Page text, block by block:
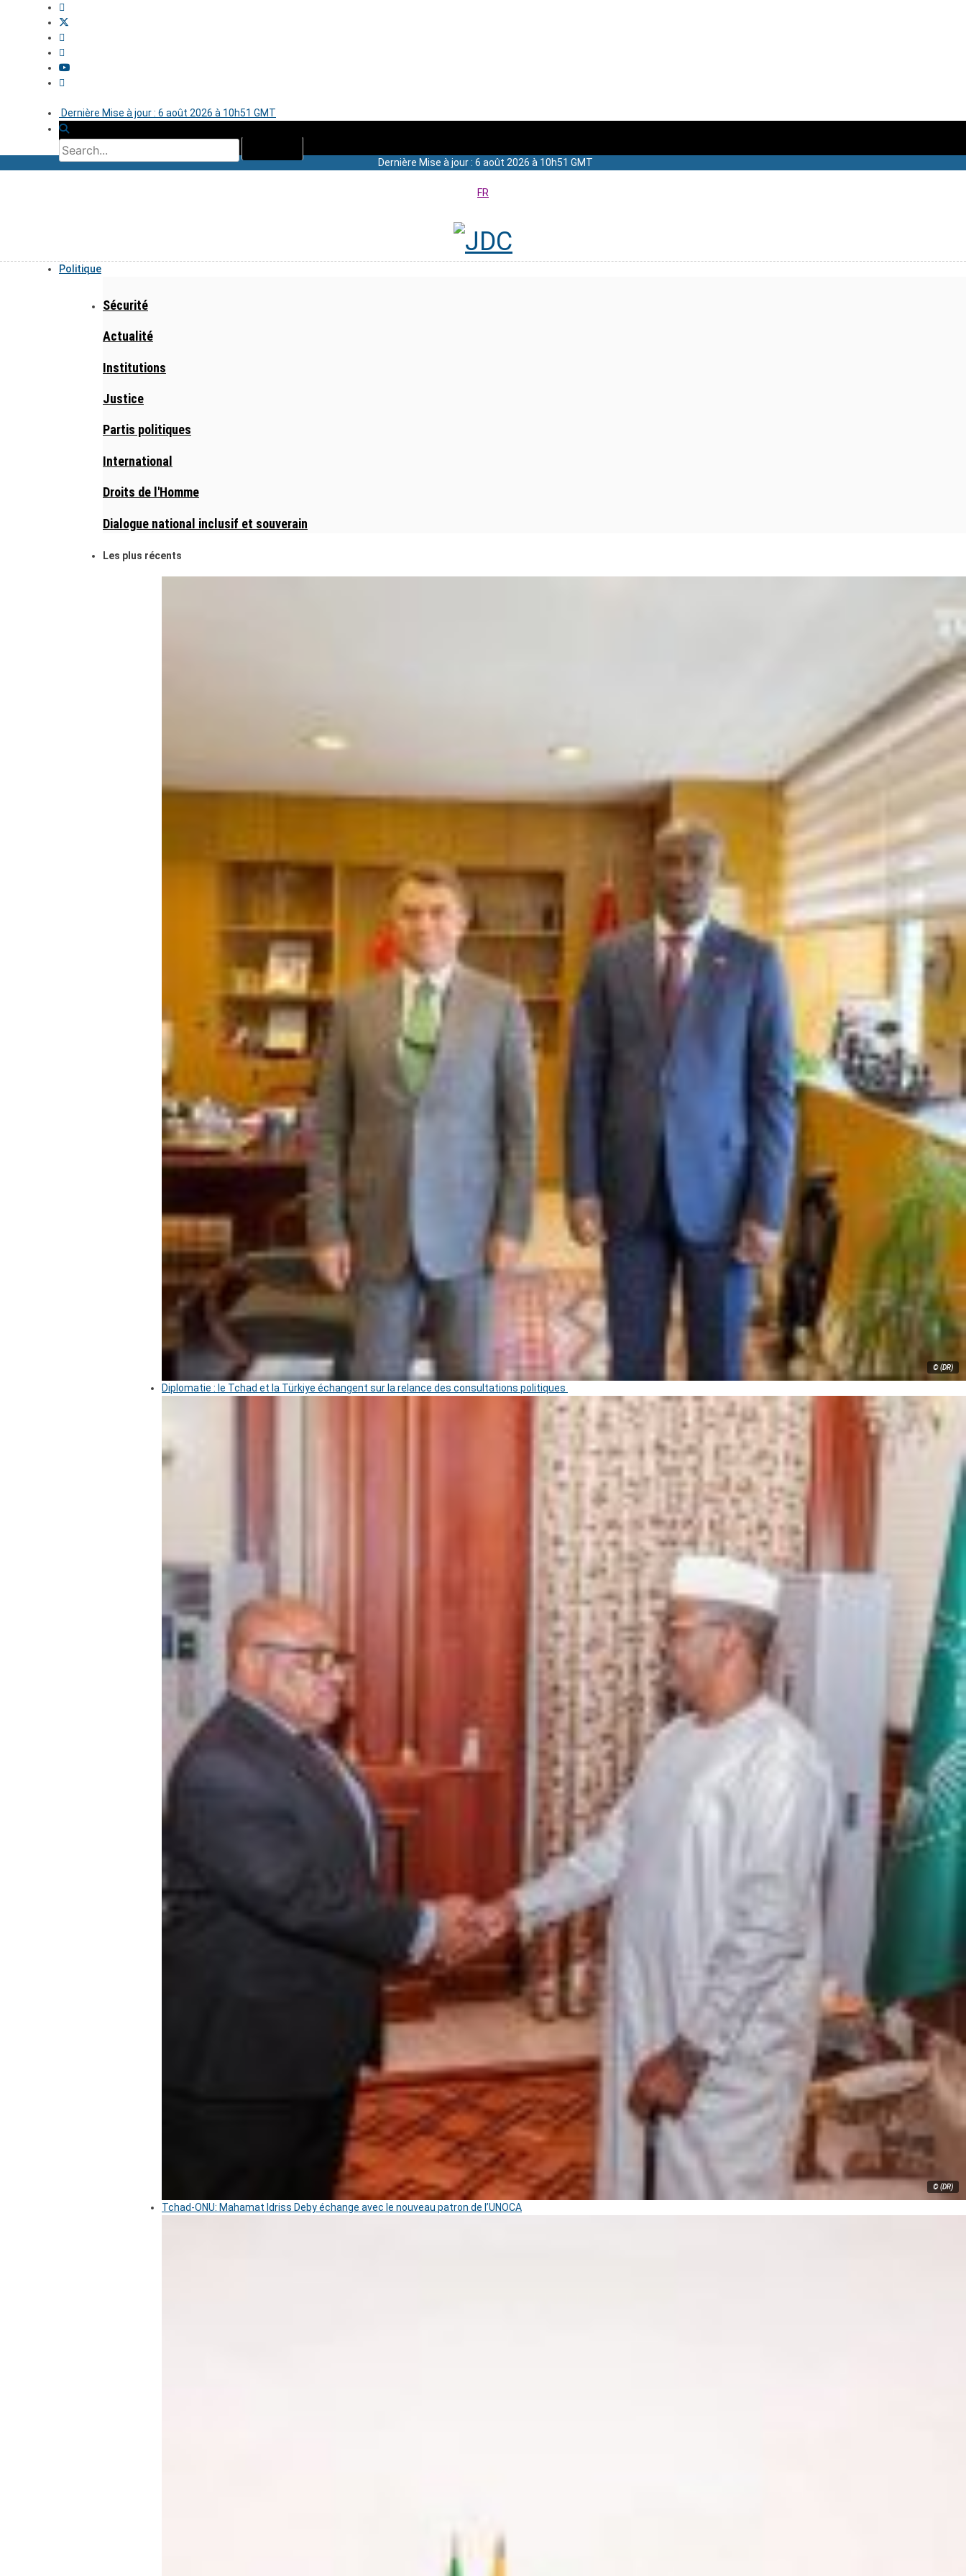
Dernière Mise à jour : 6 août 2026 à 10h51 GMT
Dernière Mise à jour : 6 août 2026 à 10h51 GMT
FR
Politique
Sécurité
Actualité
Institutions
Justice
Partis politiques
International
Droits de l'Homme
Dialogue national inclusif et souverain
Les plus récents
© (DR)
Diplomatie : le Tchad et la Türkiye échangent sur la relance des consultations politiques
© (DR)
Tchad-ONU: Mahamat Idriss Deby échange avec le nouveau patron de l’UNOCA